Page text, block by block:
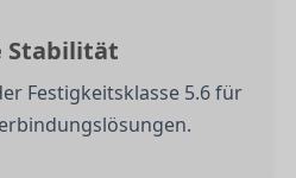
Stabilität
Festigkeitsklasse 5.6 für